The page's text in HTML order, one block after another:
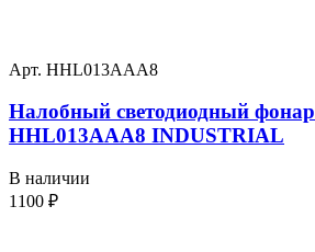
Арт. HHL013AAA8
Налобный светодиодный
HHL013AAA8 INDUSTRIAL
В наличии
1100 ₽